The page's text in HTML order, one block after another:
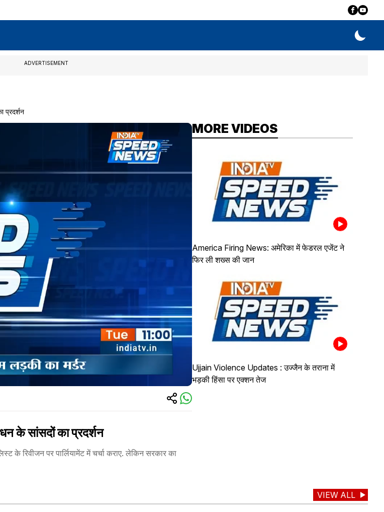
ADVERTISEMENT
प्रदर्शन
के सांसदों का प्रदर्शन
के रिवीजन पर पार्लियामेंट में चर्चा कराए. लेकिन सरकार का
MORE VIDEOS
America Firing News: अमेरिका में फेडरल एजेंट ने
फिर ली शख्स की जान
Ujjain Violence Updates : उज्जैन के तराना में
भड़की हिंसा पर एक्शन तेज
VIEW ALL